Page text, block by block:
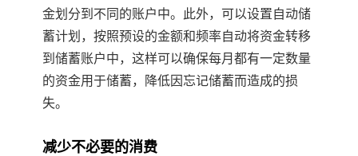
金划分到不同的账户中。此外，可以设置自动储
蓄计划，按照预设的金额和频率自动将资金转移
到储蓄账户中，这样可以确保每月都有一定数量
的资金用于储蓄，降低因忘记储蓄而造成的损
失。
减少不必要的消费